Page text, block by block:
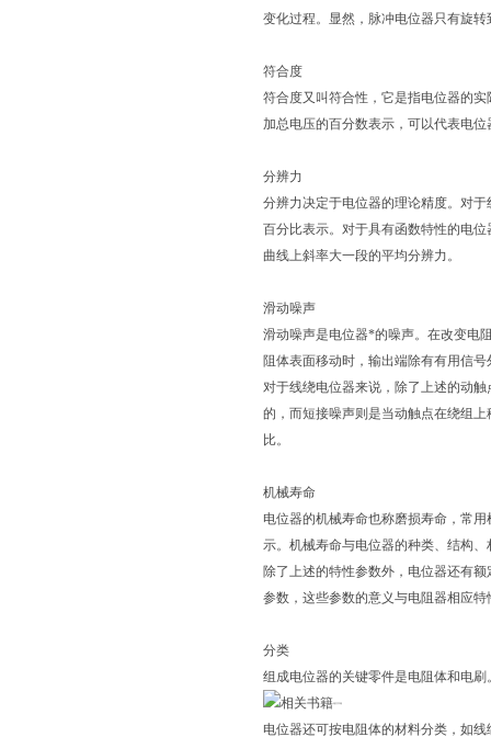
变化过程。显然，脉冲电位器只有旋
符合度
符合度又叫符合性，它是指电位器的
加总电压的百分数表示，可以代表电位
分辨力
分辨力决定于电位器的理论精度。对
百分比表示。对于具有函数特性的电
曲线上斜率大一段的平均分辨力。
滑动噪声
滑动噪声是电位器*的噪声。在改变电
阻体表面移动时，输出端除有有用信
对于线绕电位器来说，除了上述的动
的，而短接噪声则是当动触点在绕组
比。
机械寿命
电位器的机械寿命也称磨损寿命，常
示。机械寿命与电位器的种类、结构
除了上述的特性参数外，电位器还有
参数，这些参数的意义与电阻器相应
分类
组成电位器的关键零件是电阻体和电
电位器还可按电阻体的材料分类，如